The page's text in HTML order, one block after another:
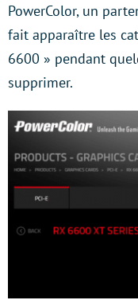
PowerColor, un
fait apparaître les
6600 » pendant
supprimer.